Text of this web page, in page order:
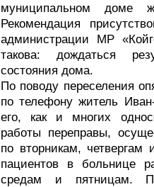
муниципальном доме
Рекомендация
администрации МР
такова: дождаться
состояния дома.
По поводу переселения
по телефону житель
его, как и многих
работы переправы,
по вторникам,
пациентов в больнице
средам и пятницам.